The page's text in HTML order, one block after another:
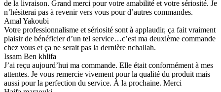
de la livraison. Grand merci pour votre amabilité et votre sériosité. Je
n’hésiterai pas à revenir vers vous pour d’autres commandes.
Amal Yakoubi
Votre professionnalisme et sériosité sont à applaudir, ça fait vraiment
plaisir de bénéficier d’un tel service…c’est ma deuxième commande
chez vous et ça ne serait pas la dernière nchallah.
Issam Ben khlifa
J’ai reçu aujourd’hui ma commande. Elle était conformément à mes
attentes. Je vous remercie vivement pour la qualité du produit mais
aussi pour la perfection du service. À la prochaine. Merci